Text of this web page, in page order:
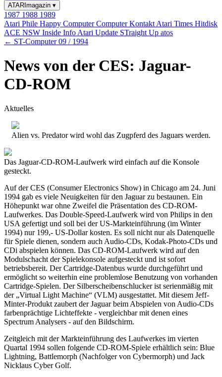
ATARImagazin ▾
1987 1988 1989
Atari Phile Happy ComputerComputer Kontakt Atari Times Hitdisk
ACE NSW Inside Info Atari Update STraight Up atos
← ST-Computer 09 / 1994
News von der CES: Jaguar-
CD-ROM
Aktuelles
Alien vs. Predator wird wohl das Zugpferd des Jaguars werden.
Das Jaguar-CD-ROM-Laufwerk wird einfach auf die Konsole
gesteckt.
Auf der CES (Consumer Electronics Show) in Chicago am 24. Juni
1994 gab es viele Neuigkeiten für den Jaguar zu bestaunen. Ein
Höhepunkt war ohne Zweifel die Präsentation des CD-ROM-
Laufwerkes. Das Double-Speed-Laufwerk wird von Philips in den
USA gefertigt und soll bei der US-Markteinführung (im Winter
1994) nur 199,- US-Dollar kosten. Es soll nicht nur als Datenquelle
für Spiele dienen, sondern auch Audio-CDs, Kodak-Photo-CDs und
CDi abspielen können. Das CD-ROM-Laufwerk wird auf den
Modulschacht der Spielekonsole aufgesteckt und ist sofort
betriebsbereit. Der Cartridge-Datenbus wurde durchgeführt und
ermöglicht so weiterhin eine problemlose Benutzung von vorhanden
Cartridge-Spielen. Der Silberscheibenschlucker ist serienmäßig mit
der „Virtual Light Machine“ (VLM) ausgestattet. Mit diesem Jeff-
Minter-Produkt zaubert der Jaguar beim Abspielen von Audio-CDs
farbenprächtige Lichteffekte - vergleichbar mit denen eines
Spectrum Analysers - auf den Bildschirm.
Zeitgleich mit der Markteinführung des Laufwerkes im vierten
Quartal 1994 sollen folgende CD-ROM-Spiele erhältlich sein: Blue
Lightning, Battlemorph (Nachfolger von Cybermorph) und Jack
Nicklaus Cyber Golf.